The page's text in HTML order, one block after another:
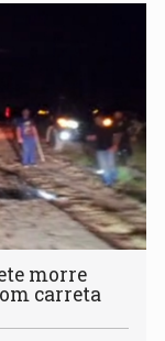
morre
carreta